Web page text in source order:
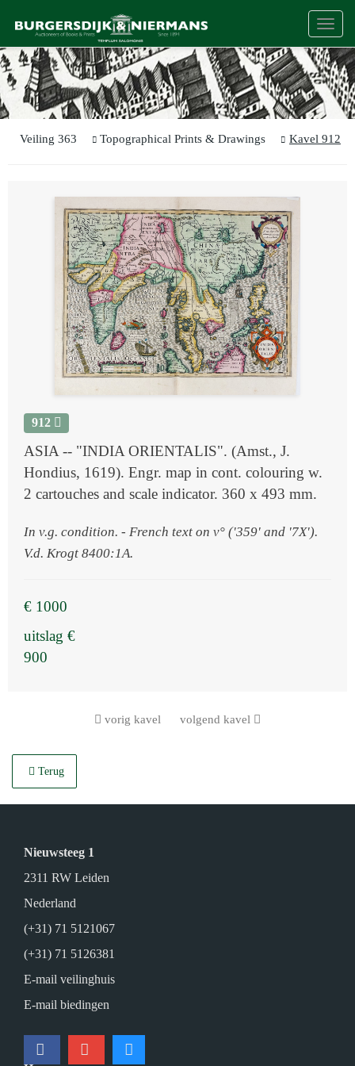
Veiling 363 Topographical Prints & Drawings Kavel 912
912
ASIA -- "INDIA ORIENTALIS". (Amst., J.
Hondius, 1619). Engr. map in cont. colouring w.
2 cartouches and scale indicator. 360 x 493 mm.
In v.g. condition. - French text on v° ('359' and '7X').
V.d. Krogt 8400:1A.
€ 1000
uitslag €
900
vorig kavel volgend kavel
Terug
Nieuwsteeg 1
2311 RW Leiden
Nederland
(+31) 71 5121067
(+31) 71 5126381
E-mail veilinghuis
E-mail biedingen